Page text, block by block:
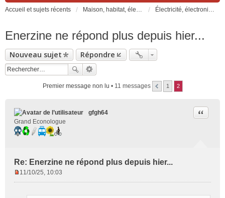
Accueil et sujets récents Maison, habitat, électricité et jardin. Travaux et bricolage. Électricité, électronique et informatique: Hi-Tech, internet, DIY, éclairage, matériels et nouveautés
Enerzine ne répond plus depuis hier...
Nouveau sujet Répondre
Premier message non lu • 11 messages 1 2
gfgh64
Grand Econologue
Re: Enerzine ne répond plus depuis hier...
Citer
11/10/25, 10:03